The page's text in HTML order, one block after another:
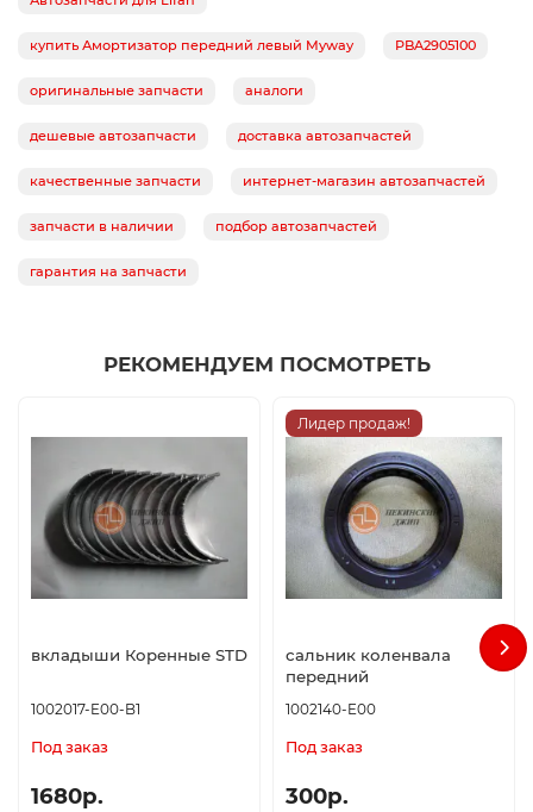
купить Амортизатор передний левый Myway PBA2905100
оригинальные запчасти аналоги
дешевые автозапчасти доставка автозапчастей
качественные запчасти интернет-магазин автозапчастей
запчасти в наличии подбор автозапчастей
гарантия на запчасти
РЕКОМЕНДУЕМ ПОСМОТРЕТЬ
вкладыши Коренные STD
1002017-E00-B1
Под заказ
1680р.
Лидер продаж!
сальник коленвала
передний
1002140-E00
Под заказ
300р.